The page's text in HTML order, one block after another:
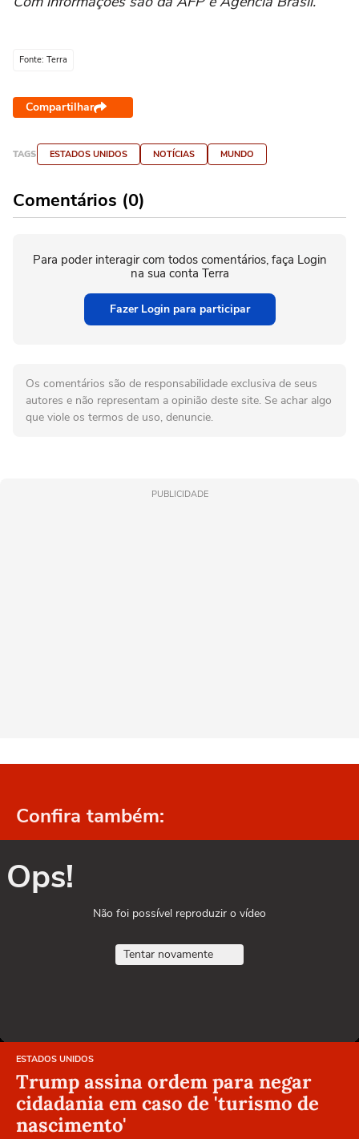
Fonte: Terra
Compartilhar
TAGS ESTADOS UNIDOS NOTÍCIAS MUNDO
Comentários (0)
Para poder interagir com todos comentários, faça Login
na sua conta Terra
Fazer Login para participar
Os comentários são de responsabilidade exclusiva de seus
autores e não representam a opinião deste site. Se achar algo
que viole os termos de uso, denuncie.
PUBLICIDADE
Confira também:
Ops!
Não foi possível reproduzir o vídeo
Tentar novamente
ESTADOS UNIDOS
Trump assina ordem para negar
cidadania em caso de 'turismo de
nascimento'